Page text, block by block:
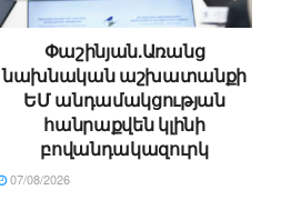
Փաշինյան.Առանց
նախնական աշխատանքի
ԵՄ անդամակցության
հանրաքվեն կլինի
բովանդակազուրկ
07/08/2026